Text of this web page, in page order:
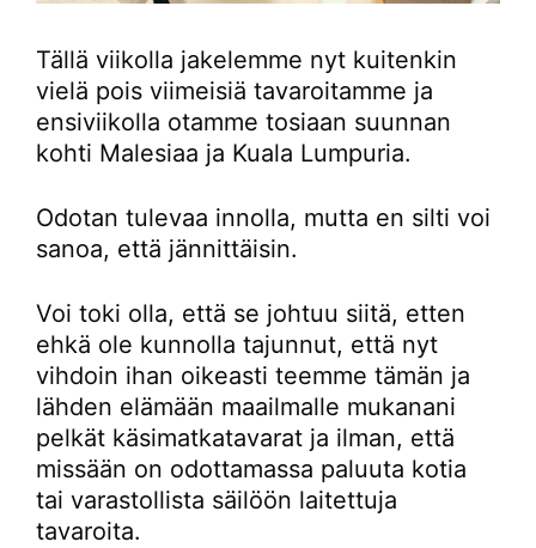
Tällä viikolla jakelemme nyt kuitenkin
vielä pois viimeisiä tavaroitamme ja
ensiviikolla otamme tosiaan suunnan
kohti Malesiaa ja Kuala Lumpuria.
Odotan tulevaa innolla, mutta en silti voi
sanoa, että jännittäisin.
Voi toki olla, että se johtuu siitä, etten
ehkä ole kunnolla tajunnut, että nyt
vihdoin ihan oikeasti teemme tämän ja
lähden elämään maailmalle mukanani
pelkät käsimatkatavarat ja ilman, että
missään on odottamassa paluuta kotia
tai varastollista säilöön laitettuja
tavaroita.